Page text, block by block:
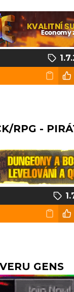
RPG -
GENS